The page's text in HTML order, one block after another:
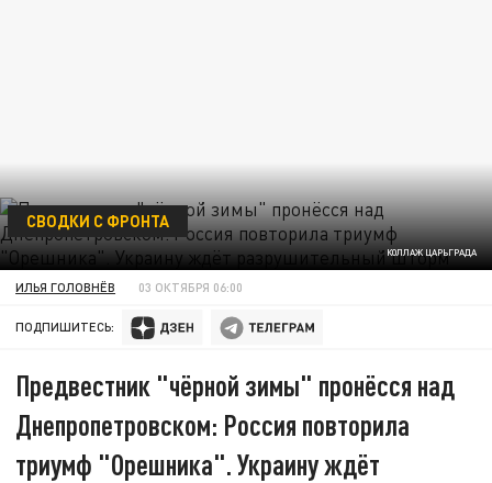
КОЛЛАЖ ЦАРЬГРАДА
СВОДКИ С ФРОНТА
ИЛЬЯ ГОЛОВНЁВ 03 ОКТЯБРЯ 06:00
ПОДПИШИТЕСЬ:
Предвестник "чёрной зимы" пронёсся над
Днепропетровском: Россия повторила
триумф "Орешника". Украину ждёт